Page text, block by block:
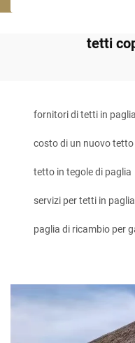
tetti
fornitori di tetti in paglia
costo di un nuovo tetto
tetto in tegole di paglia
servizi per tetti in paglia
paglia di ricambio per